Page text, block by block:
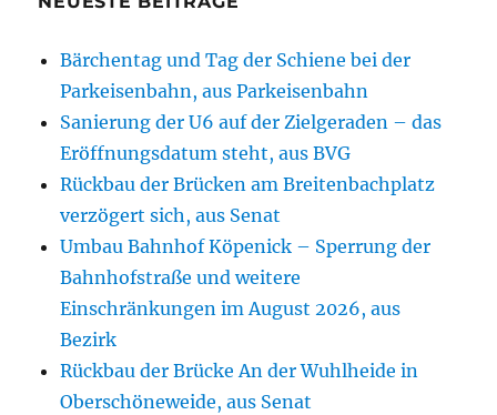
Bärchentag und Tag der Schiene bei der
Parkeisenbahn, aus Parkeisenbahn
Sanierung der U6 auf der Zielgeraden – das
Eröffnungsdatum steht, aus BVG
Rückbau der Brücken am Breitenbachplatz
verzögert sich, aus Senat
Umbau Bahnhof Köpenick – Sperrung der
Bahnhofstraße und weitere
Einschränkungen im August 2026, aus
Bezirk
Rückbau der Brücke An der Wuhlheide in
Oberschöneweide, aus Senat